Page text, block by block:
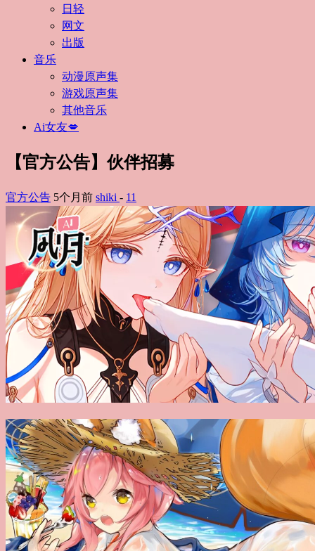
日轻
网文
出版
音乐
动漫原声集
游戏原声集
其他音乐
Ai女友💋
【官方公告】伙伴招募
官方公告 5个月前 shiki - 11